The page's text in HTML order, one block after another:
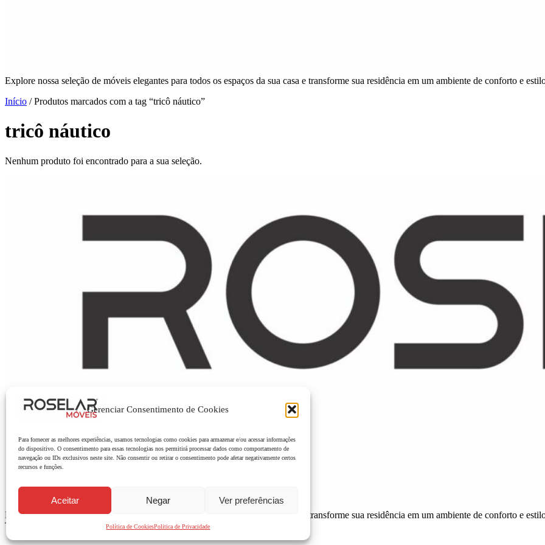
Gerenciar Consentimento de Cookies
Para fornecer as melhores experiências, usamos tecnologias como cookies para armazenar e/ou acessar informações
do dispositivo. O consentimento para essas tecnologias nos permitirá processar dados como comportamento de
navegação ou IDs exclusivos neste site. Não consentir ou retirar o consentimento pode afetar negativamente certos
recursos e funções.
Aceitar Negar Ver preferências
Política de CookiesPolitica de Privacidade
Explore nossa seleção de móveis elegantes para todos os espaços da sua casa e transforme sua residência em um ambiente de conforto e
Início / Produtos marcados com a tag “tricô náutico”
tricô náutico
Nenhum produto foi encontrado para a sua seleção.
Explore nossa seleção de móveis elegantes para todos os espaços da sua casa e transforme sua residência em um ambiente de conforto e
Todos os direitos reservados